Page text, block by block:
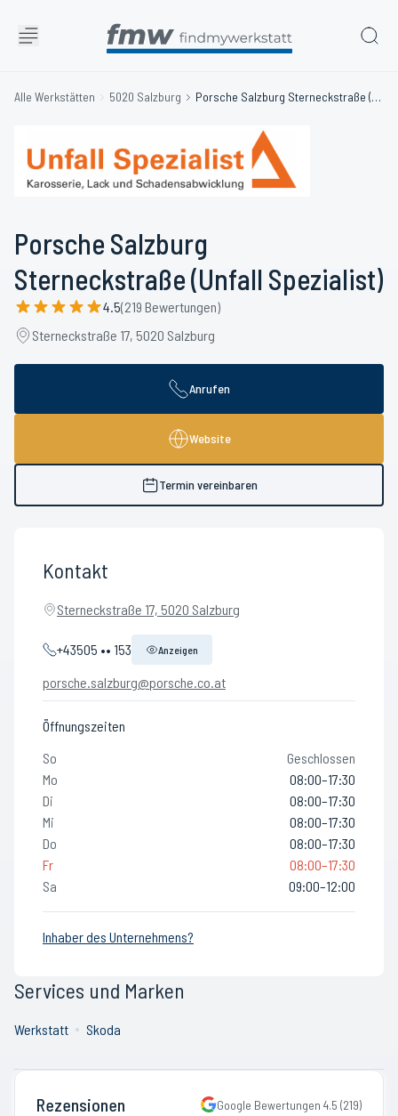
Alle Werkstätten 5020 Salzburg Porsche Salzburg Sterneckstraße (Unfall Spezialist)
Porsche Salzburg
Sterneckstraße (Unfall Spezialist)
4.5(219 Bewertungen)
Sterneckstraße 17, 5020 Salzburg
Anrufen
Website
Termin vereinbaren
Kontakt
Sterneckstraße 17, 5020 Salzburg
+43505 •• 153 Anzeigen
porsche.salzburg@porsche.co.at
Öffnungszeiten
So
Geschlossen
Mo
08:00–17:30
Di
08:00–17:30
Mi
08:00–17:30
Do
08:00–17:30
Fr
08:00–17:30
Sa
09:00–12:00
Inhaber des Unternehmens?
Services und Marken
Werkstatt Skoda
Rezensionen Google Bewertungen 4.5 (219)